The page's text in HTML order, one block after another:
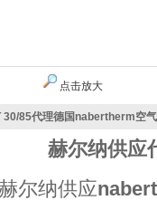
点击放大
30/85代理德国nabertherm空
赫尔纳供应
尔纳供应